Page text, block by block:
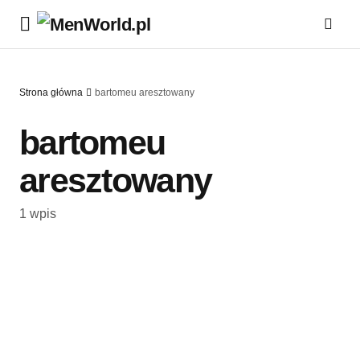
Strona główna bartomeu aresztowany
bartomeu
aresztowany
1 wpis